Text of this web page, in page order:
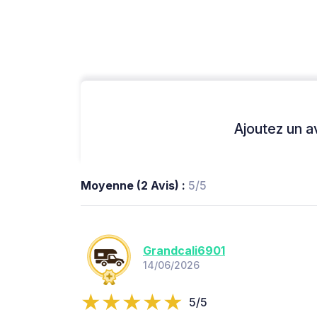
Ajoutez un
Moyenne (2 Avis) : 5/5
Grandcali6901
14/06/2026
5/5